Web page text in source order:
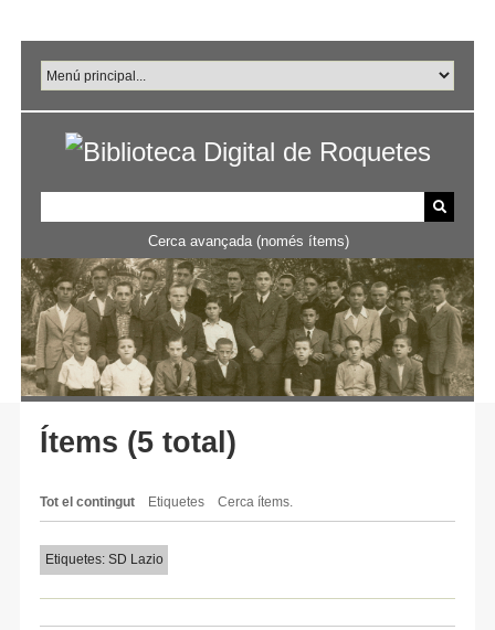
principal
Cerca avançada (només ítems)
Ítems (5 total)
Tot el contingut Etiquetes Cerca ítems.
Etiquetes: SD Lazio